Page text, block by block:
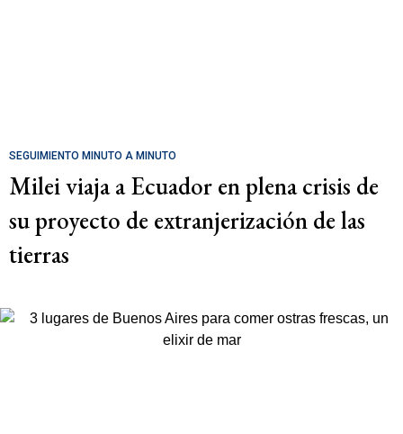
SEGUIMIENTO MINUTO A MINUTO
Milei viaja a Ecuador en plena crisis de
su proyecto de extranjerización de las
tierras